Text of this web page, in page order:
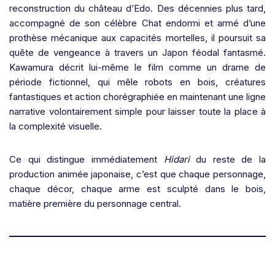
reconstruction du château d’Edo. Des décennies plus tard,
accompagné de son célèbre Chat endormi et armé d’une
prothèse mécanique aux capacités mortelles, il poursuit sa
quête de vengeance à travers un Japon féodal fantasmé.
Kawamura décrit lui-même le film comme un drame de
période fictionnel, qui mêle robots en bois, créatures
fantastiques et action chorégraphiée en maintenant une ligne
narrative volontairement simple pour laisser toute la place à
la complexité visuelle.
Ce qui distingue immédiatement Hidaridu reste de la
production animée japonaise, c’est que chaque personnage,
chaque décor, chaque arme est sculpté dans le bois,
matière première du personnage central.